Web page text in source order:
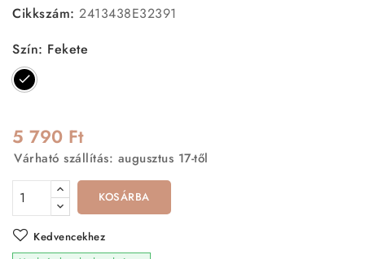
Cikkszám: 2413438E32391
Szín: Fekete
Fekete
5 790 Ft
Várható szállítás: augusztus 17-től
KOSÁRBA
Kedvencekhez